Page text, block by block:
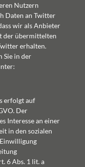
Nutzern
Daten an Twitter
wir als Anbieter
der übermittelten
erhalten.
Sie in der
erfolgt auf
Der
Interesse an einer
in den sozialen
6 Abs. 1 lit. a